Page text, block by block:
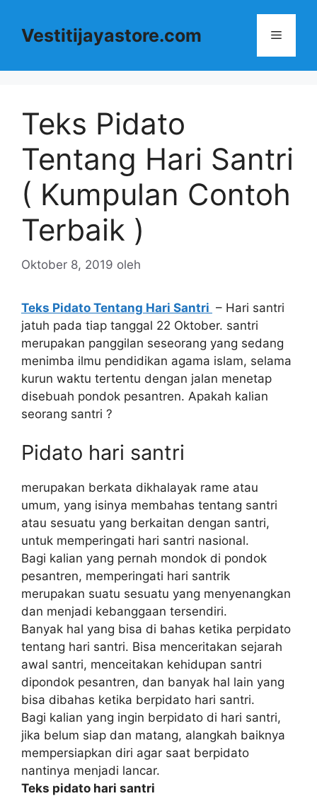
Vestitijayastore.com Menu
Teks Pidato
Tentang Hari Santri
( Kumpulan Contoh
Terbaik )
Oktober 8, 2019 oleh
Teks Pidato Tentang Hari Santri – Hari santri
jatuh pada tiap tanggal 22 Oktober. santri
merupakan panggilan seseorang yang sedang
menimba ilmu pendidikan agama islam, selama
kurun waktu tertentu dengan jalan menetap
disebuah pondok pesantren. Apakah kalian
seorang santri ?
Pidato hari santri
merupakan berkata dikhalayak rame atau
umum, yang isinya membahas tentang santri
atau sesuatu yang berkaitan dengan santri,
untuk memperingati hari santri nasional.
Bagi kalian yang pernah mondok di pondok
pesantren, memperingati hari santrik
merupakan suatu sesuatu yang menyenangkan
dan menjadi kebanggaan tersendiri.
Banyak hal yang bisa di bahas ketika perpidato
tentang hari santri. Bisa menceritakan sejarah
awal santri, menceitakan kehidupan santri
dipondok pesantren, dan banyak hal lain yang
bisa dibahas ketika berpidato hari santri.
Bagi kalian yang ingin berpidato di hari santri,
jika belum siap dan matang, alangkah baiknya
mempersiapkan diri agar saat berpidato
nantinya menjadi lancar.
Teks pidato hari santri